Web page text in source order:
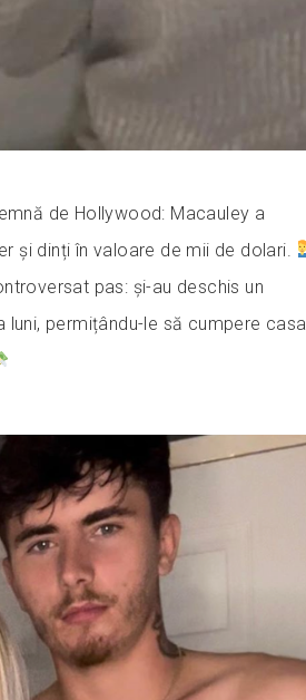
de Hollywood: Macauley a
și dinți în valoare de mii de dolari.
pas: și-au deschis un
permițându-le să cumpere casa